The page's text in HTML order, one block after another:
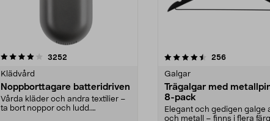
3252
Klädvård
Noppborttagare batteridriven
Vårda kläder och andra textilier –
ta bort noppor och ludd.
4.5av 5 stjärnor 256recensioner
Galgar
Trägalgar med
8-pack
Elegant och gedigen galge
och metall – finns i flera
4.0av 5 stjärnor